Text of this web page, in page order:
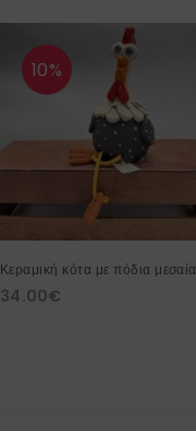
10%
Κεραμική κότα με πόδια μεσαία
34.00€